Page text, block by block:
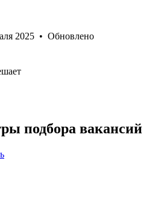
2025 • Обновлено
подбора вакансий